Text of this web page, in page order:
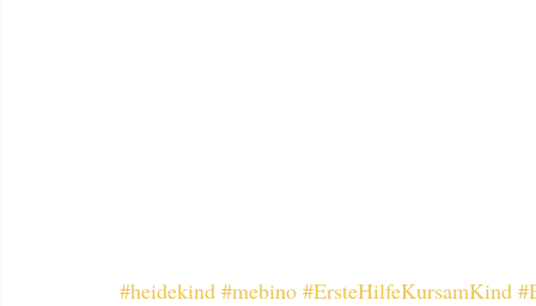
#heidekind #mebino #ErsteHilfeKursamKind